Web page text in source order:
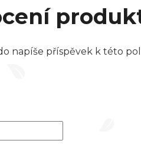
napíše příspěvek k této